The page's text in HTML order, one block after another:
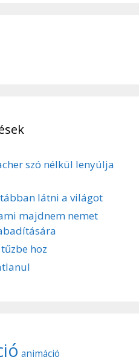
szó nélkül lenyúlja
látni a világot
majdnem nemet
hoz
animáció